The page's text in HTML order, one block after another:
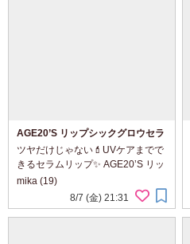
AGE20’S リップシックグロウセラ
ム 09 Rouge Brick
ツヤだけじゃない💄UVケアまでで
きるセラムリップ✨ AGE20’S リッ
プシックグロウセラム 09 Rouge
Brickを使ってみました❤️ これ、見
た目はツヤ感たっぷりのリップな
mika (19)
8/7 (金) 21:31